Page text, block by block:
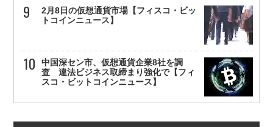
2月8日の仮想通貨市場【フィスコ・ビッ
トコインニュース】
中国深セン市、仮想通貨企業8社を調
査 違法ビジネス取締まり強化で【フィ
スコ・ビットコインニュース】